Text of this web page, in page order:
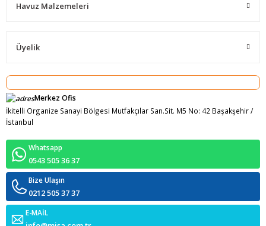
Havuz Malzemeleri
Üyelik
Merkez Ofis
İkitelli Organize Sanayi Bölgesi Mutfakçılar San.Sit. M5 No: 42 Başakşehir /
İstanbul
Whatsapp
0543 505 36 37
Bize Ulaşın
0212 505 37 37
E-MAİL